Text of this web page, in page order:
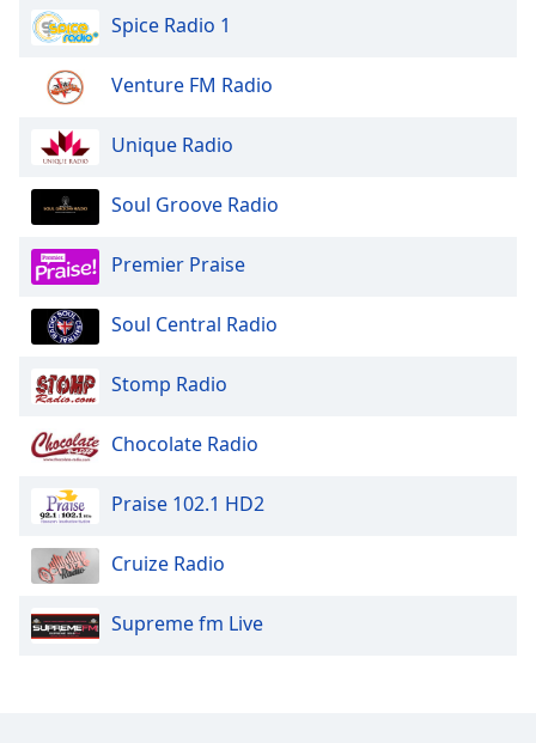
window.
Escape
cancel
and
close
window.
Color
Background
Opacity
Spice Radio 1
Venture FM Radio
Unique Radio
Soul Groove Radio
Premier Praise
Soul Central Radio
Stomp Radio
Chocolate Radio
Praise 102.1 HD2
Cruize Radio
Supreme fm Live